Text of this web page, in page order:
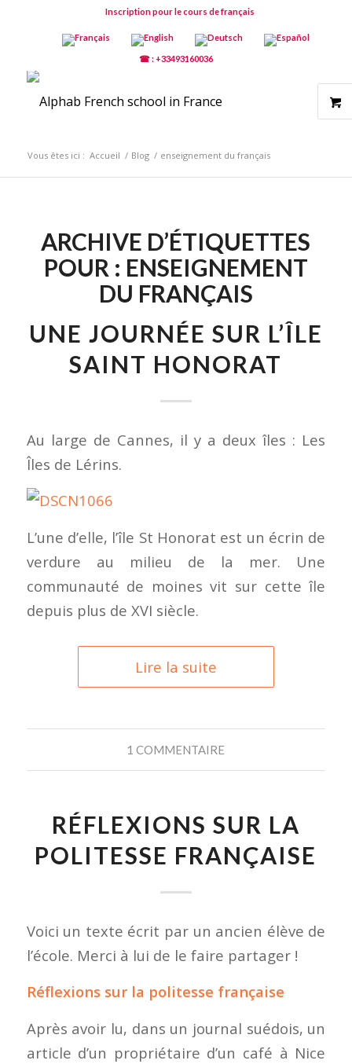
Inscription pour le cours de français
☎ : +33493160036
Vous êtes ici : Accueil / Blog / enseignement du français
ARCHIVE D’ÉTIQUETTES
POUR : ENSEIGNEMENT
DU FRANÇAIS
UNE JOURNÉE SUR L’ÎLE
SAINT HONORAT
Au large de Cannes, il y a deux îles : Les
Îles de Lérins.
L’une d’elle, l’île St Honorat est un écrin de
verdure au milieu de la mer. Une
communauté de moines vit sur cette île
depuis plus de XVI siècle.
Lire la suite
1 COMMENTAIRE
RÉFLEXIONS SUR LA
POLITESSE FRANÇAISE
Voici un texte écrit par un ancien élève de
l’école. Merci à lui de le faire partager !
Réflexions sur la politesse française
Après avoir lu, dans un journal suédois, un
article d’un propriétaire d’un café à Nice